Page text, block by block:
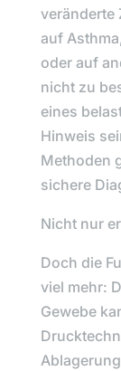
veränderte
auf
oder auf
nicht zu
eines
Hinweis
Methoden
sichere
Nicht nur
Doch die
viel mehr:
Gewebe